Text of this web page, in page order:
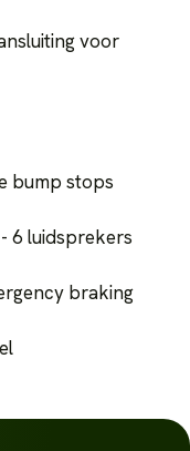
voor
bump stops
6 luidsprekers
braking